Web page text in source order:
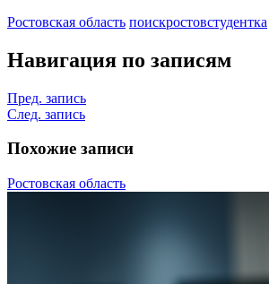
Ростовская область поискростовстудентка
Навигация по записям
Пред. запись
След. запись
Похожие записи
Ростовская область